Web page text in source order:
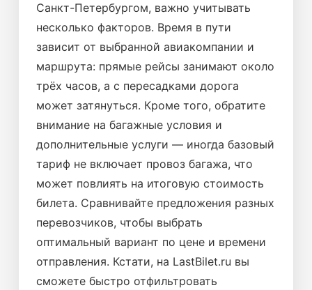
Санкт-Петербургом, важно учитывать
несколько факторов. Время в пути
зависит от выбранной авиакомпании и
маршрута: прямые рейсы занимают около
трёх часов, а с пересадками дорога
может затянуться. Кроме того, обратите
внимание на багажные условия и
дополнительные услуги — иногда базовый
тариф не включает провоз багажа, что
может повлиять на итоговую стоимость
билета. Сравнивайте предложения разных
перевозчиков, чтобы выбрать
оптимальный вариант по цене и времени
отправления. Кстати, на LastBilet.ru вы
сможете быстро отфильтровать